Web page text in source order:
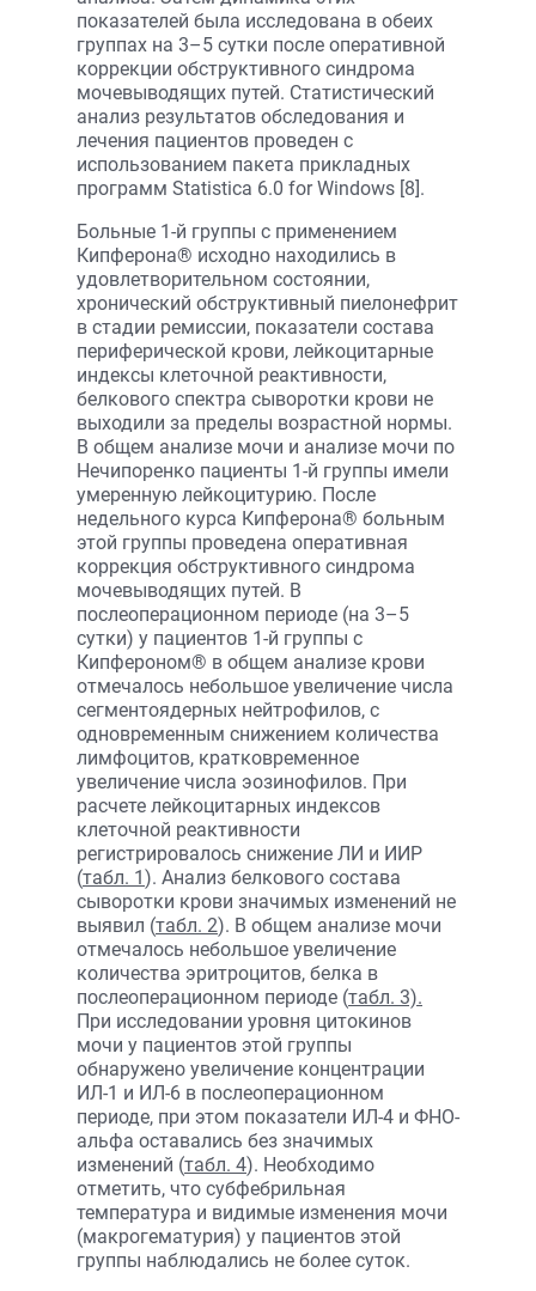
показателей была исследована в обеих
группах на 3–5 сутки после оперативной
коррекции обструктивного синдрома
мочевыводящих путей. Статистический
анализ результатов обследования и
лечения пациентов проведен с
использованием пакета прикладных
программ Statistica 6.0 for Windows [8].
Больные 1-й группы с применением
Кипферона® исходно находились в
удовлетворительном состоянии,
хронический обструктивный пиелонефрит
в стадии ремиссии, показатели состава
периферической крови, лейкоцитарные
индексы клеточной реактивности,
белкового спектра сыворотки крови не
выходили за пределы возрастной нормы.
В общем анализе мочи и анализе мочи по
Нечипоренко пациенты 1-й группы имели
умеренную лейкоцитурию. После
недельного курса Кипферона® больным
этой группы проведена оперативная
коррекция обструктивного синдрома
мочевыводящих путей. В
послеоперационном периоде (на 3–5
сутки) у пациентов 1-й группы с
Кипфероном® в общем анализе крови
отмечалось небольшое увеличение числа
сегментоядерных нейтрофилов, с
одновременным снижением количества
лимфоцитов, кратковременное
увеличение числа эозинофилов. При
расчете лейкоцитарных индексов
клеточной реактивности
регистрировалось снижение ЛИ и ИИР
(табл. 1). Анализ белкового состава
сыворотки крови значимых изменений не
выявил (табл. 2). В общем анализе мочи
отмечалось небольшое увеличение
количества эритроцитов, белка в
послеоперационном периоде (табл. 3).
При исследовании уровня цитокинов
мочи у пациентов этой группы
обнаружено увеличение концентрации
ИЛ-1 и ИЛ-6 в послеоперационном
периоде, при этом показатели ИЛ-4 и ФНО-
альфа оставались без значимых
изменений (табл. 4). Необходимо
отметить, что субфебрильная
температура и видимые изменения мочи
(макрогематурия) у пациентов этой
группы наблюдались не более суток.